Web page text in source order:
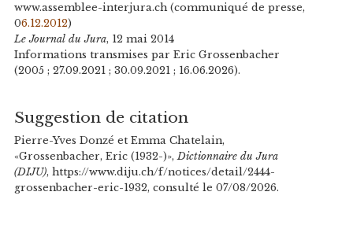
www.assemblee-interjura.ch (communiqué de presse,
06.12.2012)
Le Journal du Jura, 12 mai 2014
Informations transmises par Eric Grossenbacher
(2005 ; 27.09.2021 ; 30.09.2021 ; 16.06.2026).
Suggestion de citation
Pierre-Yves Donzé et Emma Chatelain,
«Grossenbacher, Eric (1932-)», Dictionnaire du Jura
(DIJU), https://www.diju.ch/f/notices/detail/2444-
grossenbacher-eric-1932, consulté le 07/08/2026.